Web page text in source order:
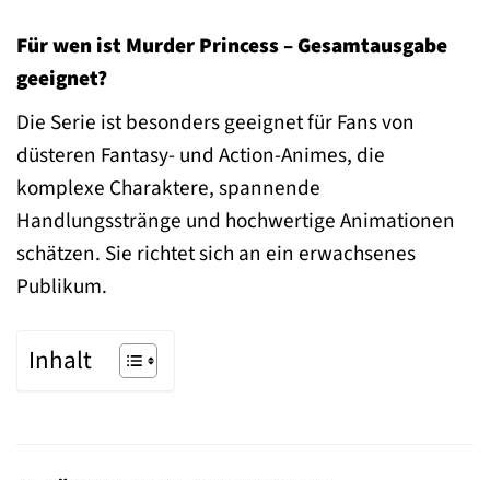
Für wen ist Murder Princess – Gesamtausgabe
geeignet?
Die Serie ist besonders geeignet für Fans von
düsteren Fantasy- und Action-Animes, die
komplexe Charaktere, spannende
Handlungsstränge und hochwertige Animationen
schätzen. Sie richtet sich an ein erwachsenes
Publikum.
Inhalt